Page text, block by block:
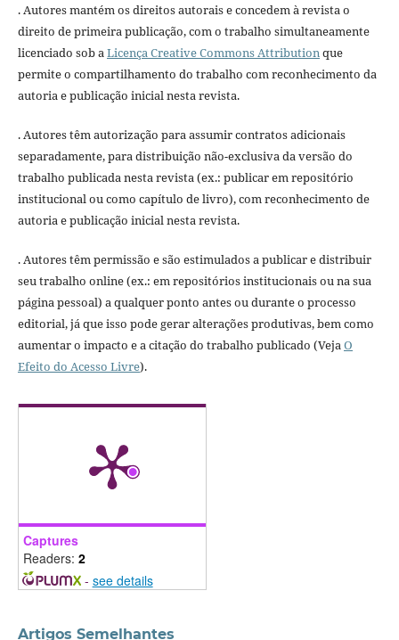
. Autores mantém os direitos autorais e concedem à revista o
direito de primeira publicação, com o trabalho simultaneamente
licenciado sob aLicença Creative Commons Attributionque
permite o compartilhamento do trabalho com reconhecimento da
autoria e publicação inicial nesta revista.
. Autores têm autorização para assumir contratos adicionais
separadamente, para distribuição não-exclusiva da versão do
trabalho publicada nesta revista (ex.: publicar em repositório
institucional ou como capítulo de livro), com reconhecimento de
autoria e publicação inicial nesta revista.
. Autores têm permissão e são estimulados a publicar e distribuir
seu trabalho online (ex.: em repositórios institucionais ou na sua
página pessoal) a qualquer ponto antes ou durante o processo
editorial, já que isso pode gerar alterações produtivas, bem como
aumentar o impacto e a citação do trabalho publicado (VejaO
Efeito do Acesso Livre).
Captures
Readers: 2
- see details
Artigos Semelhantes